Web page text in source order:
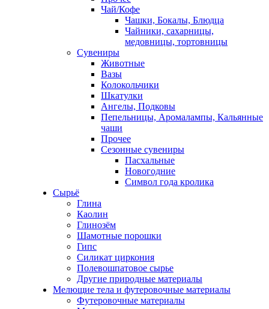
Чай/Кофе
Чашки, Бокалы, Блюдца
Чайники, сахарницы,
медовницы, тортовницы
Сувениры
Животные
Вазы
Колокольчики
Шкатулки
Ангелы, Подковы
Пепельницы, Аромалампы, Кальянные
чаши
Прочее
Сезонные сувениры
Пасхальные
Новогодние
Символ года кролика
Сырьё
Глина
Каолин
Глинозём
Шамотные порошки
Гипс
Силикат циркония
Полевошпатовое сырье
Другие природные материалы
Мелющие тела и футеровочные материалы
Футеровочные материалы